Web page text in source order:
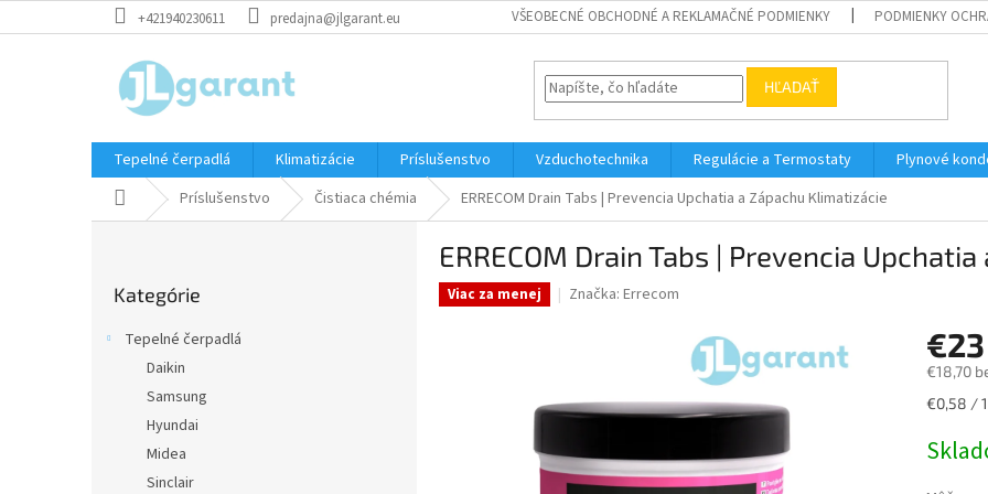
na
+421940230611 predajna@jlgarant.eu VŠEOBECNÉ OBCHODNÉ A REKLAMAČNÉ PODMIENKY PODMIENKY
HĽADAŤ
Tepelné čerpadlá Klimatizácie Príslušenstvo Vzduchotechnika Regulácie a Termostaty Plynové
DomovPríslušenstvo Čistiaca chémia ERRECOM Drain Tabs | Prevencia Upchatia a Zápachu Klimatizácie
kategórie
Kategórie
Tepelné čerpadlá
Daikin
Samsung
Hyundai
Midea
Sinclair
ERRECOM Drain Tabs | Prevencia
Viac za menej Značka: Errecom
€23
€18,70
€0,58 /